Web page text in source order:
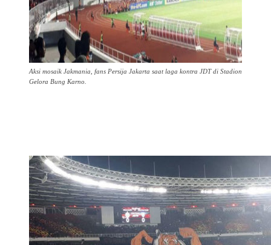
Aksi mosaik Jakmania, fans Persija Jakarta saat laga kontra JDT di Stadion
Gelora Bung Karno.